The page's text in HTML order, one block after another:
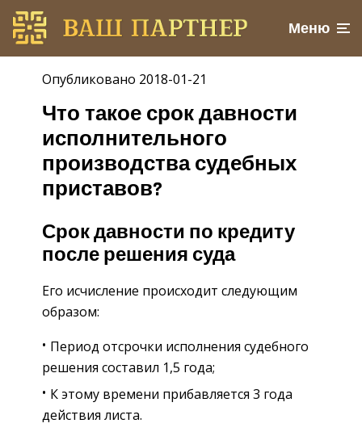
Меню
Опубликовано 2018-01-21
Что такое срок давности
исполнительного
производства судебных
приставов?
Срок давности по кредиту
после решения суда
Его исчисление происходит следующим
образом:
Период отсрочки исполнения судебного
решения составил 1,5 года;
К этому времени прибавляется 3 года
действия листа.